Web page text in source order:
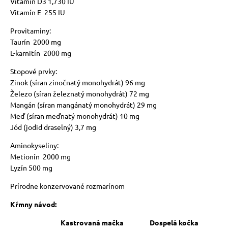
Vitamín E 255 IU
Provitaminy:
Taurín 2000 mg
L-karnitín 2000 mg
Stopové prvky:
Zinok (síran zinočnatý monohydrát) 96 mg
Železo (síran železnatý monohydrát) 72 mg
Mangán (síran mangánatý monohydrát) 29 mg
Meď (síran meďnatý monohydrát) 10 mg
Jód (jodid draselný) 3,7 mg
Aminokyseliny:
Metionín 2000 mg
Lyzín 500 mg
Prírodne konzervované rozmarínom
Kŕmny návod:
Kastrovaná mačka
Dospelá kočka